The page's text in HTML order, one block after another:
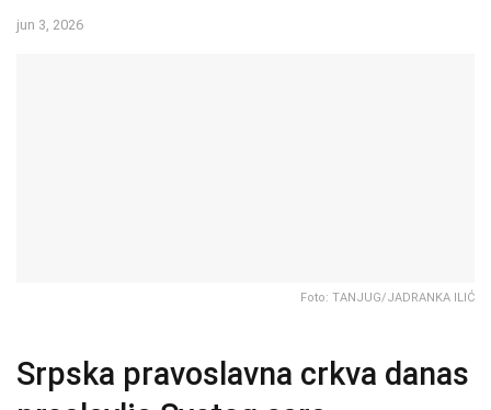
jun 3, 2026
Foto: TANJUG/JADRANKA ILIĆ
Srpska pravoslavna crkva danas